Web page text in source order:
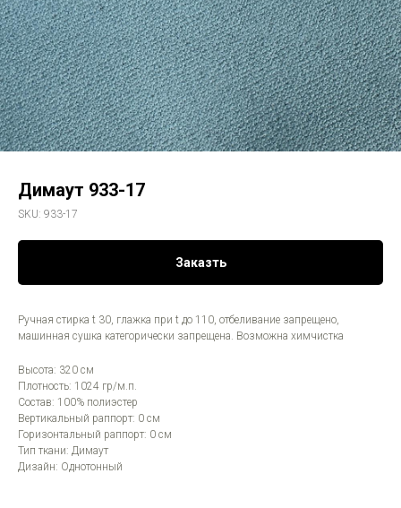
Димаут 933-17
SKU: 933-17
Заказть
Ручная стирка t 30, глажка при t до 110, отбеливание запрещено,
машинная сушка категорически запрещена. Возможна химчистка
Высота: 320 см
Плотность: 1024 гр/м.п.
Состав: 100% полиэстер
Вертикальный раппорт: 0 см
Горизонтальный раппорт: 0 см
Тип ткани: Димаут
Дизайн: Однотонный